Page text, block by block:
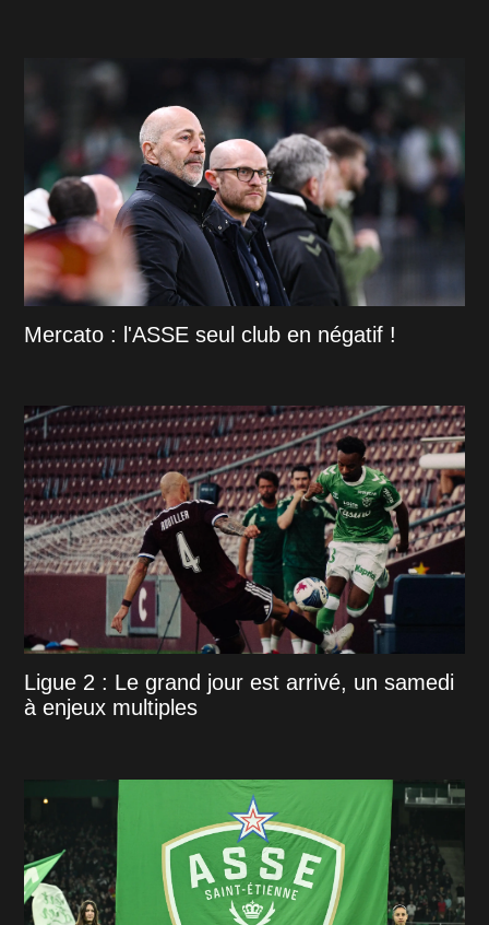
Mercato : l'ASSE seul club en négatif !
Ligue 2 : Le grand jour est arrivé, un samedi
à enjeux multiples